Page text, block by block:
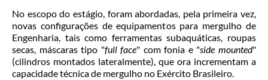
No escopo do estágio, foram abordadas, pela primeira vez,
novas configurações de equipamentos para mergulho de
Engenharia, tais como ferramentas subaquáticas, roupas
secas, máscaras tipo "full face" com fonia e "side mounted"
(cilindros montados lateralmente), que ora incrementam a
capacidade técnica de mergulho no Exército Brasileiro.